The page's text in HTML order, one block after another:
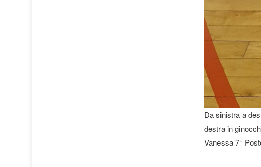
Da sinistra a
destra in
Vanessa 7°